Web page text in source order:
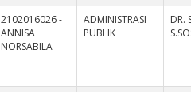
2102016026 -
ANNISA
NORSABILA
ADMINISTRASI
PUBLIK
DR.